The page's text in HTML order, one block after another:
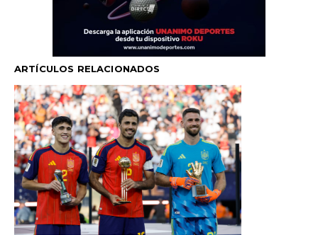
ARTÍCULOS RELACIONADOS